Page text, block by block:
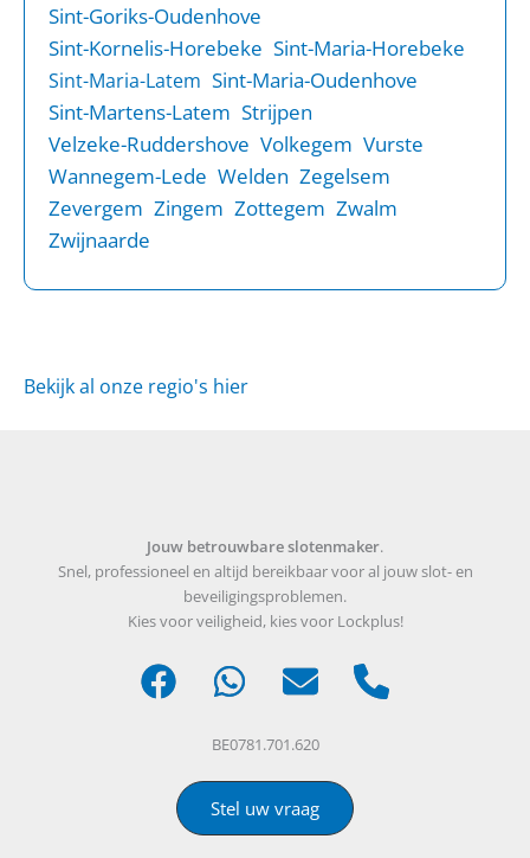
Sint-Goriks-Oudenhove
Sint-Kornelis-Horebeke Sint-Maria-Horebeke
Sint-Maria-Latem Sint-Maria-Oudenhove
Sint-Martens-Latem Strijpen
Velzeke-Ruddershove Volkegem Vurste
Wannegem-Lede Welden Zegelsem
Zevergem Zingem Zottegem Zwalm
Zwijnaarde
Bekijk al onze regio's hier
Jouw betrouwbare slotenmaker.
Snel, professioneel en altijd bereikbaar voor al jouw slot- en
beveiligingsproblemen.
Kies voor veiligheid, kies voor Lockplus!
BE0781.701.620
Stel uw vraag